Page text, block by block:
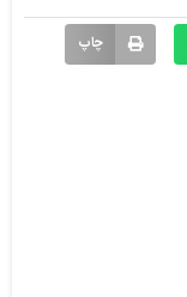
چاپ